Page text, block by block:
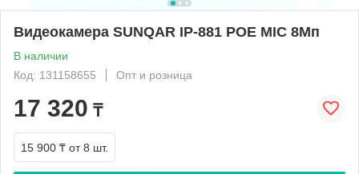
Видеокамера SUNQAR IP-881 POE MIC 8Мп
В наличии
Код: 131158655
Опт и розница
17 320 ₸
15 900 ₸ от 8 шт.